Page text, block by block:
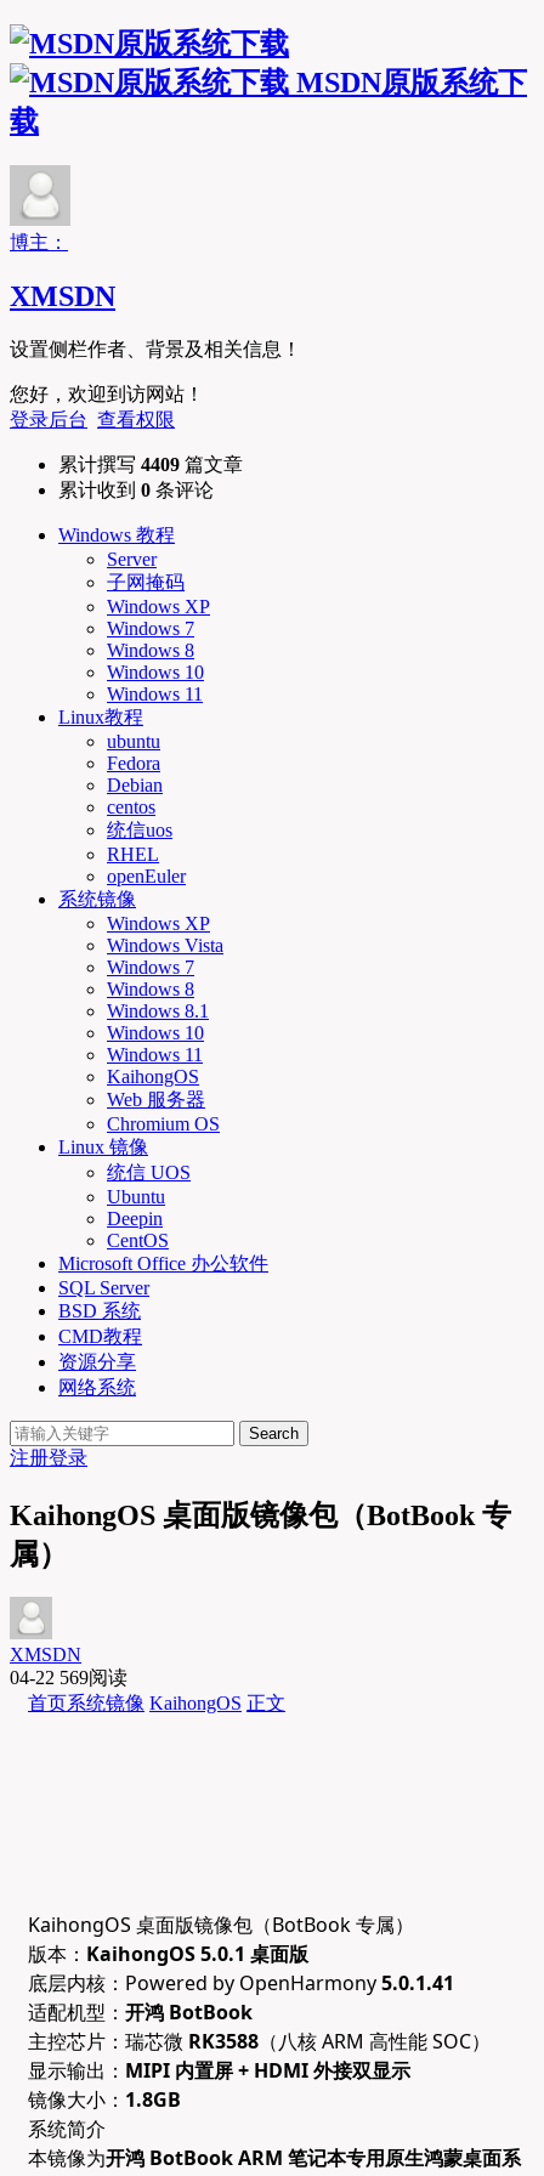
MSDN原版系统下
载
博主：
XMSDN
设置侧栏作者、背景及相关信息！
您好，欢迎到访网站！
登录后台 查看权限
累计撰写 4409 篇文章
累计收到 0 条评论
Windows 教程
Server
子网掩码
Windows XP
Windows 7
Windows 8
Windows 10
Windows 11
Linux教程
ubuntu
Fedora
Debian
centos
统信uos
RHEL
openEuler
系统镜像
Windows XP
Windows Vista
Windows 7
Windows 8
Windows 8.1
Windows 10
Windows 11
KaihongOS
Web 服务器
Chromium OS
Linux 镜像
统信 UOS
Ubuntu
Deepin
CentOS
Microsoft Office 办公软件
SQL Server
BSD 系统
CMD教程
资源分享
网络系统
Search
注册登录
KaihongOS 桌面版镜像包（BotBook 专
属）
XMSDN
04-22 569阅读
首页系统镜像 KaihongOS 正文
KaihongOS 桌面版镜像包（BotBook 专属）
版本： KaihongOS 5.0.1 桌面版
底层内核：Powered by OpenHarmony5.0.1.41
适配机型： 开鸿 BotBook
主控芯片：瑞芯微 RK3588 （八核 ARM 高性能 SOC）
显示输出： MIPI 内置屏 + HDMI 外接双显示
镜像大小： 1.8GB
系统简介
本镜像为开鸿 BotBook ARM 笔记本专用原生鸿蒙桌面系